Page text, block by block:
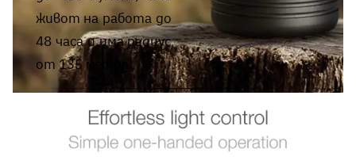
живот на работа до
48 часа и има радиус
от 135 метра.